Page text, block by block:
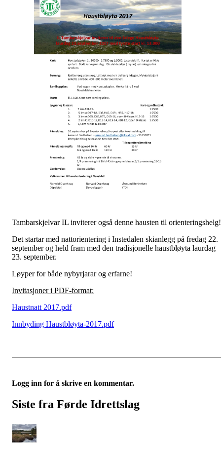
Tambarskjelvar IL inviterer også denne hausten til orienteringshelg!
Det startar med nattorientering i Instedalen skianlegg på fredag 22.
september og held fram med den tradisjonelle haustbløyta laurdag
23. september.
Løyper for både nybyrjarar og erfarne!
Invitasjoner i PDF-format:
Haustnatt 2017.pdf
Innbyding Haustbløyta-2017.pdf
Logg inn for å skrive en kommentar.
Siste fra Førde Idrettslag